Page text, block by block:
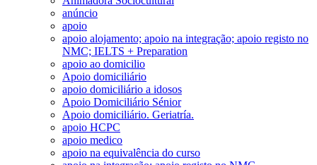
anúncio
apoio
apoio alojamento; apoio na integração; apoio registo no
NMC; IELTS + Preparation
apoio ao domicilio
Apoio domiciliário
apoio domiciliário a idosos
Apoio Domiciliário Sénior
Apoio domiciliário. Geriatría.
apoio HCPC
apoio medico
apoio na equivalência do curso